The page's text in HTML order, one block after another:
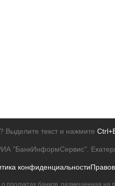
Выделите текст и нажмите
"БанкИнформСервис".
конфиденциальности
продуктах банков, размещенная на